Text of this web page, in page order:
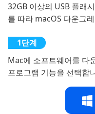
32GB 이상의 USB 플래
를 따라 macOS 다운그
Mac에 소프트웨어를 다
프로그램 기능을 선택합